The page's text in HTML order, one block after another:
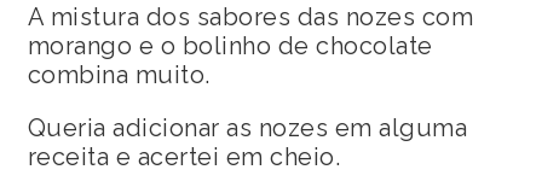
A mistura dos sabores das nozes com
morango e o bolinho de chocolate
combina muito.
Queria adicionar as nozes em alguma
receita e acertei em cheio.